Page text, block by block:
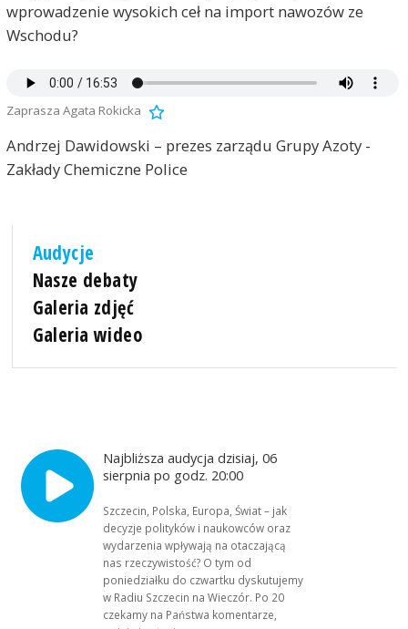
wprowadzenie wysokich ceł na import nawozów ze
Wschodu?
Zaprasza Agata Rokicka
Andrzej Dawidowski – prezes zarządu Grupy Azoty -
Zakłady Chemiczne Police
Audycje
Nasze debaty
Galeria zdjęć
Galeria wideo
Najbliższa audycja dzisiaj, 06
sierpnia po godz. 20:00
Szczecin, Polska, Europa, Świat – jak
decyzje polityków i naukowców oraz
wydarzenia wpływają na otaczającą
nas rzeczywistość? O tym od
poniedziałku do czwartku dyskutujemy
w Radiu Szczecin na Wieczór. Po 20
czekamy na Państwa komentarze,